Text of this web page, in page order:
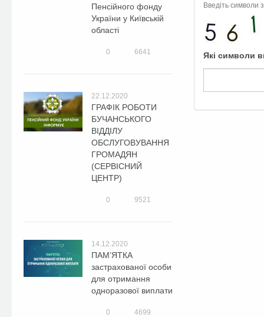
Пенсійного фонду
України у Київській
області
0 6641
22.12.2020
ГРАФІК РОБОТИ
БУЧАНСЬКОГО
ВІДДІЛУ
ОБСЛУГОВУВАННЯ
ГРОМАДЯН
(СЕРВІСНИЙ
ЦЕНТР)
0 9521
14.12.2020
ПАМ’ЯТКА
застрахованої особи
для отримання
одноразової виплати
0 4699
Введіть символи
Які символи